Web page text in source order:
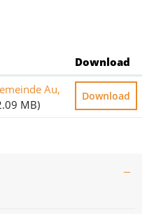
Download
Au,
MB)
Download